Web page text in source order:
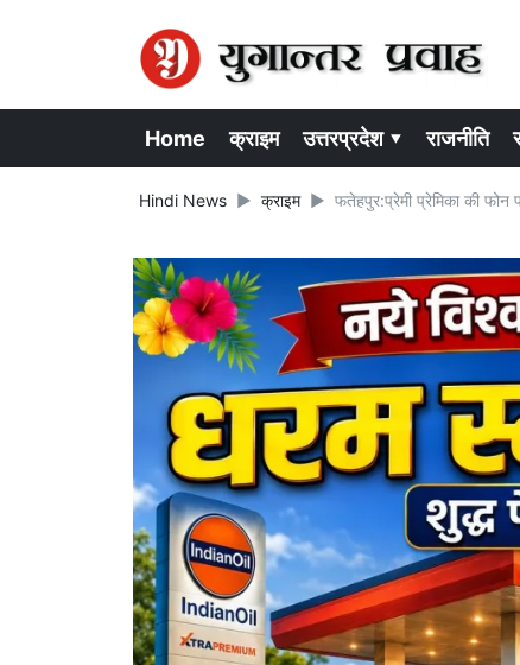
Home क्राइम उत्तरप्रदेश ▾ राजनीति
Hindi News क्राइम फतेहपुर:प्रेमी प्रेमिका की